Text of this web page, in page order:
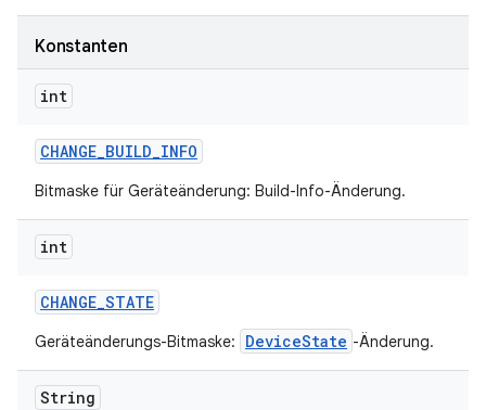
Konstanten
int
CHANGE_BUILD_INFO
Bitmaske für Geräteänderung: Build-Info-Änderung.
int
CHANGE_STATE
Geräteänderungs-Bitmaske: DeviceState -Änderung.
String